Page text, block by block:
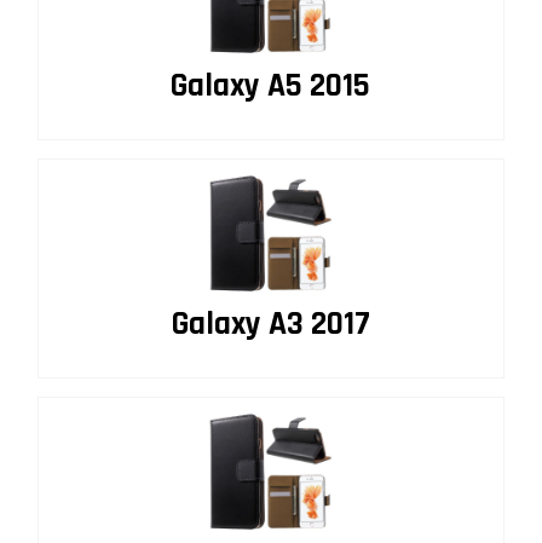
Galaxy A5 2015
Galaxy A3 2017